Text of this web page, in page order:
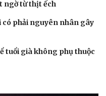
ngờ từ thịt ếch
có phải nguyên nhân gây
tuổi già không phụ thuộc